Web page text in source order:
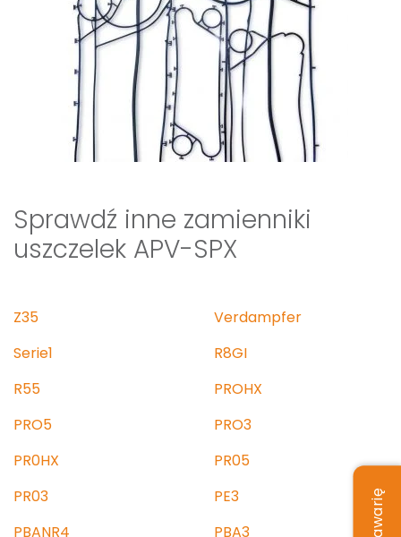
Sprawdź inne zamienniki
uszczelek APV-SPX
Z35
Verdampfer
Serie1
R8GI
R55
PROHX
PRO5
PRO3
PR0HX
PR05
PR03
PE3
PBANR4
PBA3